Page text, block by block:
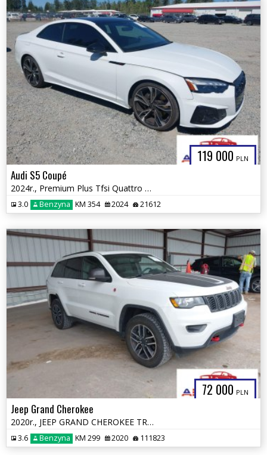
119 000 PLN
Audi S5 Coupé
2024r., Premium Plus Tfsi Quattro Tiptronic, 3L, od ubezpieczalni
3.0 Benzyna KM 354 2024 21612
72 000 PLN
Jeep Grand Cherokee
2020r., JEEP GRAND CHEROKEE TRAILHAWK 4X4, 3.6L, od ubezpieczalni
3.6 Benzyna KM 299 2020 111823